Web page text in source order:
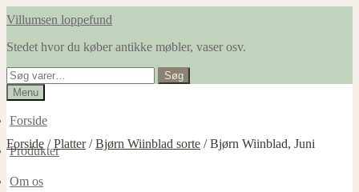
Spring
navigation
Spring
indhold
Villumsen loppefund
Stedet hvor du køber antikke møbler, vaser osv.
Søg
efter:
Søg
Menu
Forside
Produkter
Om os
Forside /Platter/Bjørn Wiinblad sorte /Bjørn Wiinblad, Juni